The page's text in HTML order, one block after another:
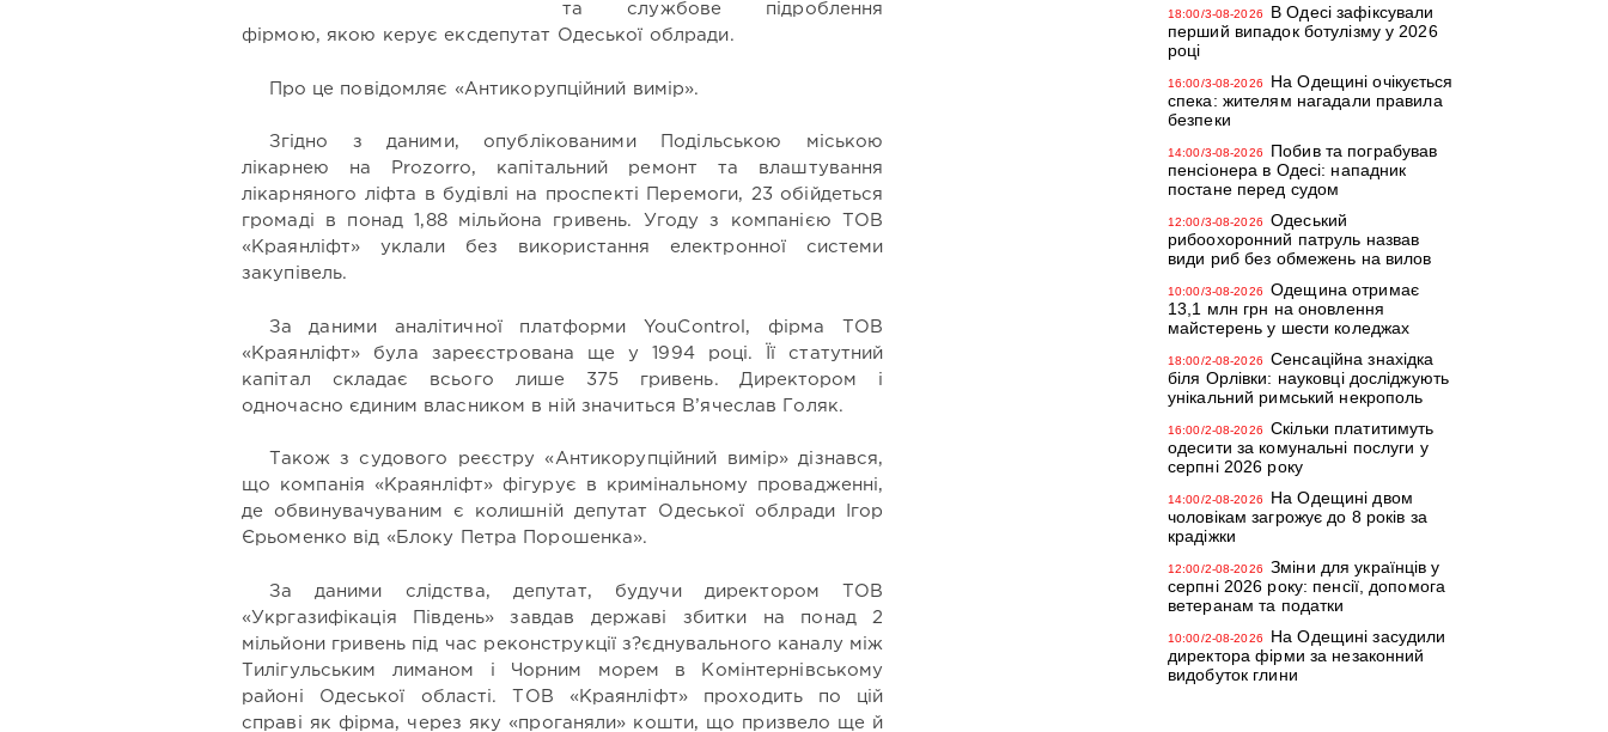
та службове підроблення
фірмою, якою керує ексдепутат Одеської облради.
Про це повідомляє «Антикорупційний вимір».
Згідно з даними, опублікованими
Подільською міською
лікарнею на Prozorro, капітальний ремонт та влаштування
лікарняного ліфта в будівлі на проспекті Перемоги, 23 обійдеться
громаді в понад 1,88 мільйона гривень. Угоду з компанією ТОВ
«Краянліфт» уклали без використання електронної системи
закупівель.
За даними аналітичної платформи
YouControl, фірма ТОВ
«Краянліфт» була зареєстрована ще у 1994 році. Її статутний
капітал складає всього лише 375 гривень. Директором і
одночасно єдиним власником в ній значиться В’ячеслав Голяк.
Також з судового реєстру «Антикорупційний вимір» дізнався,
що компанія «Краянліфт» фігурує в кримінальному провадженні,
де обвинувачуваним є колишній депутат Одеської облради
Ігор
Єрьоменко від «Блоку Петра Порошенка».
За даними слідства, депутат, будучи директором ТОВ
«Укргазифікація Південь» завдав державі збитки на понад 2
мільйони гривень під час реконструкції з?єднувального каналу між
Тилігульським лиманом і Чорним морем в Комінтернівському
районі Одеської області. ТОВ «Краянліфт»
проходить
по цій
справі як фірма, через яку «проганяли» кошти, що призвело ще й
18:00/3-08-2026
В Одесі зафіксували
перший випадок ботулізму у 2026
році
16:00/3-08-2026
На Одещині очікується
спека: жителям нагадали правила
безпеки
14:00/3-08-2026
Побив та пограбував
пенсіонера в Одесі: нападник
постане перед судом
12:00/3-08-2026
Одеський
рибоохоронний патруль назвав
види риб без обмежень на вилов
10:00/3-08-2026
Одещина отримає
13,1 млн грн на оновлення
майстерень у шести коледжах
18:00/2-08-2026
Сенсаційна знахідка
біля Орлівки: науковці досліджують
унікальний римський некрополь
16:00/2-08-2026
Скільки платитимуть
одесити за комунальні послуги у
серпні 2026 року
14:00/2-08-2026
На Одещині двом
чоловікам загрожує до 8 років за
крадіжки
12:00/2-08-2026
Зміни для українців у
серпні 2026 року: пенсії, допомога
ветеранам та податки
10:00/2-08-2026
На Одещині засудили
директора фірми за незаконний
видобуток глини